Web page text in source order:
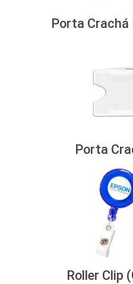
Porta
Porta
Roller Clip